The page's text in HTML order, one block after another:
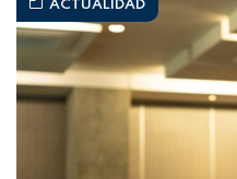
ACTUALIDAD